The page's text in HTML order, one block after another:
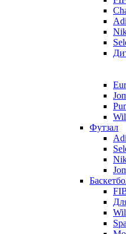
Футзал